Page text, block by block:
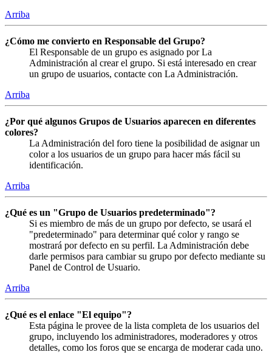
Arriba
¿Cómo me convierto en Responsable del Grupo?
El Responsable de un grupo es asignado por La
Administración al crear el grupo. Si está interesado en crear
un grupo de usuarios, contacte con La Administración.
Arriba
¿Por qué algunos Grupos de Usuarios aparecen en diferentes
colores?
La Administración del foro tiene la posibilidad de asignar un
color a los usuarios de un grupo para hacer más fácil su
identificación.
Arriba
¿Qué es un "Grupo de Usuarios predeterminado"?
Si es miembro de más de un grupo por defecto, se usará el
"predeterminado" para determinar qué color y rango se
mostrará por defecto en su perfil. La Administración debe
darle permisos para cambiar su grupo por defecto mediante su
Panel de Control de Usuario.
Arriba
¿Qué es el enlace "El equipo"?
Esta página le provee de la lista completa de los usuarios del
grupo, incluyendo los administradores, moderadores y otros
detalles, como los foros que se encarga de moderar cada uno.